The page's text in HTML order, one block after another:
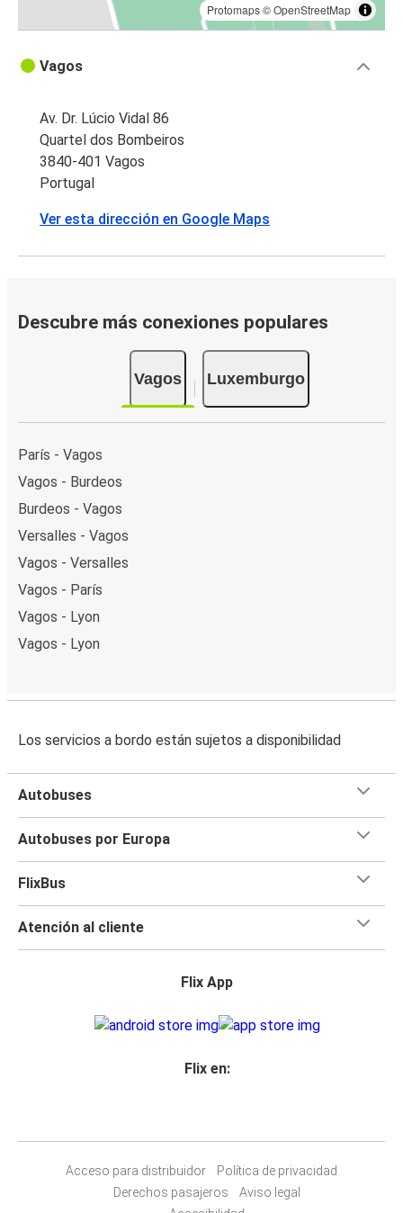
Protomaps©OpenStreetMap
Vagos
Av. Dr. Lúcio Vidal 86
Quartel dos Bombeiros
3840-401 Vagos
Portugal
Ver esta dirección en Google Maps
Descubre más conexiones populares
Vagos Luxemburgo
París - Vagos
Vagos - Burdeos
Burdeos - Vagos
Versalles - Vagos
Vagos - Versalles
Vagos - París
Vagos - Lyon
Vagos - Lyon
Los servicios a bordo están sujetos a disponibilidad
Autobuses
Autobuses por Europa
FlixBus
Atención al cliente
Flix App
Flix en:
Acceso para distribuidor
Política de privacidad
Derechos pasajeros
Aviso legal